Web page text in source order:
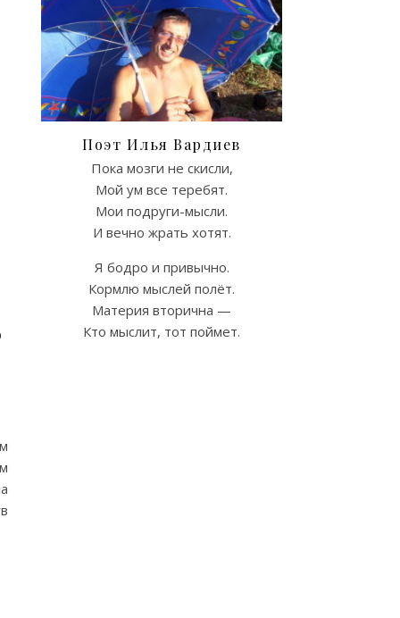
Поэт Илья Вардиев
Пока мозги не скисли,
Мой ум все теребят.
Мои подруги-мысли.
И вечно жрать хотят.
Я бодро и привычно.
Кормлю мыслей полёт.
Материя вторична —
Кто мыслит, тот поймет.